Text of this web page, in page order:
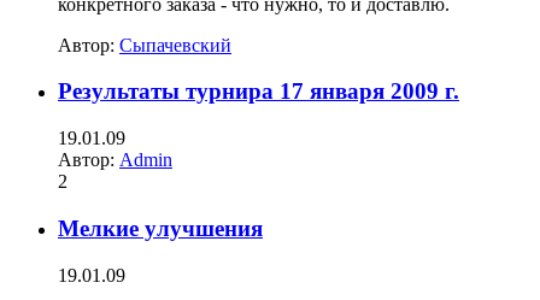
Автор: Сыпачевский
Результаты турнира 17 января 2009 г.
19.01.09
Автор: Admin
2
Мелкие улучшения
19.01.09